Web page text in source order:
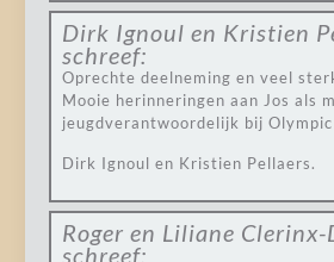
Dirk Ignoul en Kristien
schreef:
Oprechte deelneming en veel
Mooie herinneringen aan Jos als
jeugdverantwoordelijk bij Olympic
Dirk Ignoul en Kristien Pellaers.
Roger en Liliane Clerinx-
schreef: